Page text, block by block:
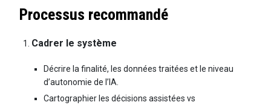
Processus recommandé
Cadrer le système
Décrire la finalité, les données traitées et le niveau
d’autonomie de l’IA.
Cartographier les décisions assistées vs